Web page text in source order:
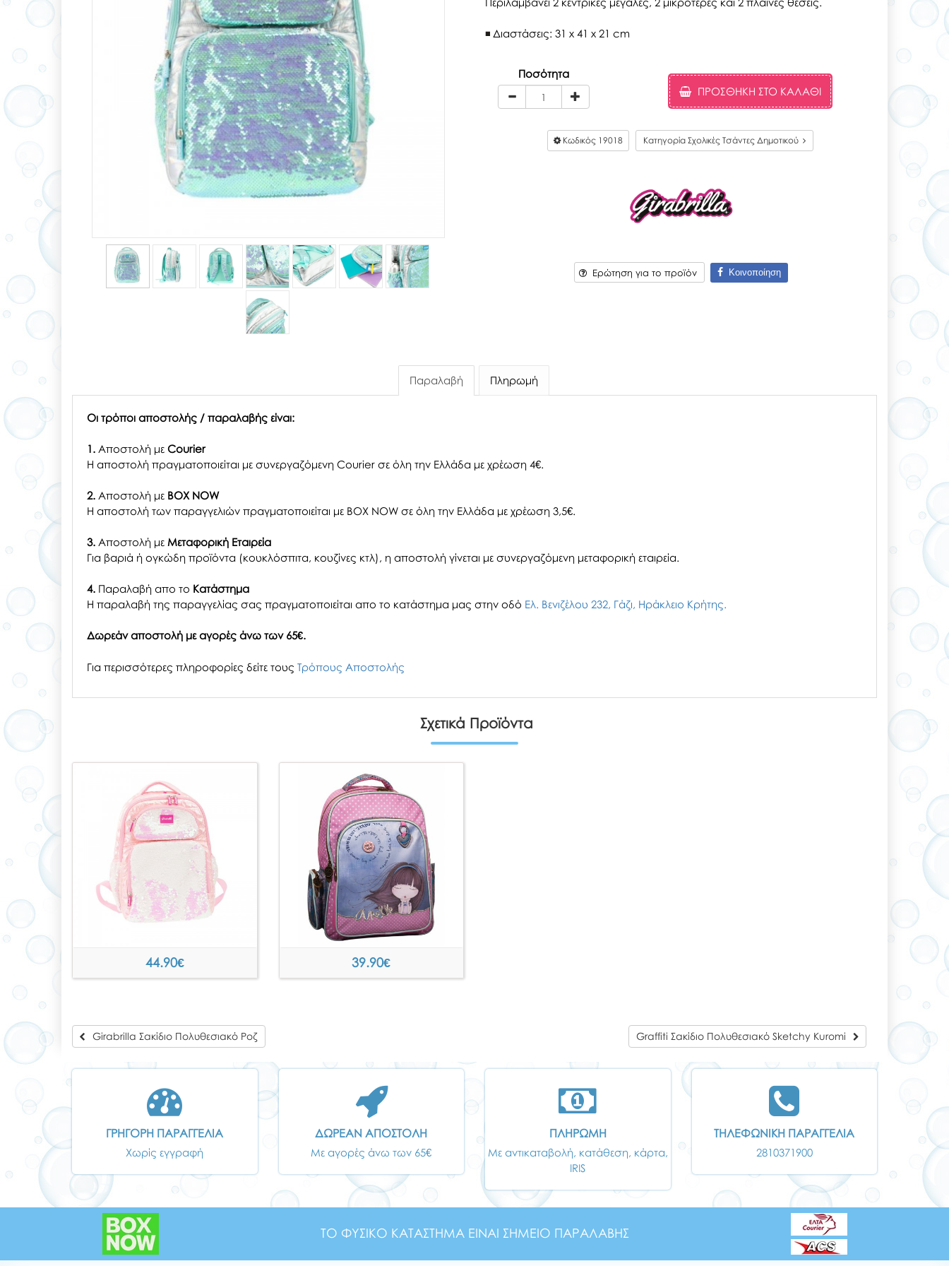
Διαστάσεις: 31 x 41 x 21 cm
Ποσότητα
ΠΡΟΣΘΉΚΗ ΣΤΟ ΚΑΛΆΘΙ
Κωδικός 19018 Κατηγορία Σχολικές Τσάντες Δημοτικού
Ερώτηση για το προϊόν Κοινοποίηση
Παραλαβή Πληρωμή
Οι τρόποι αποστολής / παραλαβής είναι:
1. Αποστολή με Courier
Η αποστολή πραγματοποιείται με συνεργαζόμενη Courier σε όλη την Ελλάδα με χρέωση 4€.
2. Αποστολή με BOX NOW
Η αποστολή των παραγγελιών πραγματοποιείται με BOX NOW σε όλη την Ελλάδα με χρέωση 3,5€.
3. Αποστολή με Μεταφορική Εταιρεία
Για βαριά ή ογκώδη προϊόντα (κουκλόσπιτα, κουζίνες κτλ), η αποστολή γίνεται με συνεργαζόμενη μεταφορική εταιρεία.
4. Παραλαβή απο το Κατάστημα
H παραλαβή της παραγγελίας σας πραγματοποιείται απο το κατάστημα μας στην οδό Ελ. Βενιζέλου 232, Γάζι, Ηράκλειο Κρήτης.
Δωρεάν αποστολή με αγορές άνω των 65€.
Για περισσότερες πληροφορίες δείτε τους Τρόπους Αποστολής
Σχετικά Προϊόντα
44.90€ 39.90€
Girabrilla Σακίδιο Πολυθεσιακό Ροζ Graffiti Σακίδιο Πολυθεσιακό Sketchy Kuromi
ΓΡΗΓΟΡΗ ΠΑΡΑΓΓΕΛΙΑ
Χωρίς εγγραφή
ΔΩΡΕΑΝ ΑΠΟΣΤΟΛΗ
Με αγορές άνω των 65€
ΠΛΗΡΩΜΗ
Με αντικαταβολή, κατάθεση, κάρτα,
IRIS
ΤΗΛΕΦΩΝΙΚΗ ΠΑΡΑΓΓΕΛΙΑ
2810371900
ΤΟ ΦΥΣΙΚΟ ΚΑΤΑΣΤΗΜΑ ΕΙΝΑΙ ΣΗΜΕΙΟ ΠΑΡΑΛΑΒΗΣ